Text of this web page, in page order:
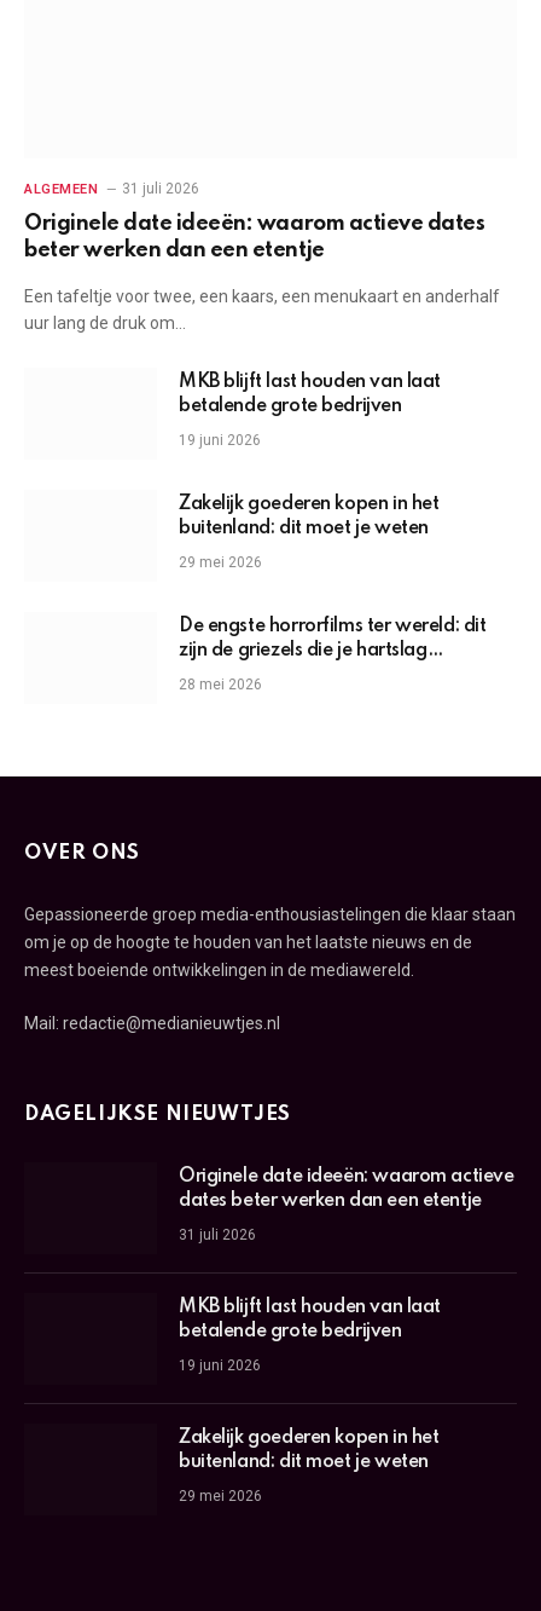
ALGEMEEN 31 juli 2026
Originele date ideeën: waarom actieve dates
beter werken dan een etentje
Een tafeltje voor twee, een kaars, een menukaart en anderhalf
uur lang de druk om…
MKB blijft last houden van laat
betalende grote bedrijven
19 juni 2026
Zakelijk goederen kopen in het
buitenland: dit moet je weten
29 mei 2026
De engste horrorfilms ter wereld: dit
zijn de griezels die je hartslag
omhoogjagen
28 mei 2026
OVER ONS
Gepassioneerde groep media-enthousiastelingen die klaar staan
om je op de hoogte te houden van het laatste nieuws en de
meest boeiende ontwikkelingen in de mediawereld.
Mail: redactie@medianieuwtjes.nl
DAGELIJKSE NIEUWTJES
Originele date ideeën: waarom actieve
dates beter werken dan een etentje
31 juli 2026
MKB blijft last houden van laat
betalende grote bedrijven
19 juni 2026
Zakelijk goederen kopen in het
buitenland: dit moet je weten
29 mei 2026